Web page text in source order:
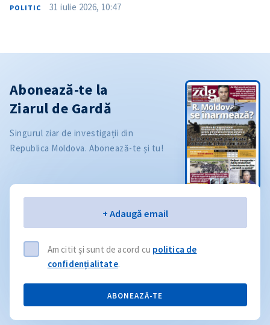
POLITIC 31 iulie 2026, 10:47
Abonează-te la
Ziarul de Gardă
Singurul ziar de investigații din
Republica Moldova. Abonează-te și tu!
+ Adaugă email
Am citit și sunt de acord cu politica de
confidențialitate.
ABONEAZĂ-TE